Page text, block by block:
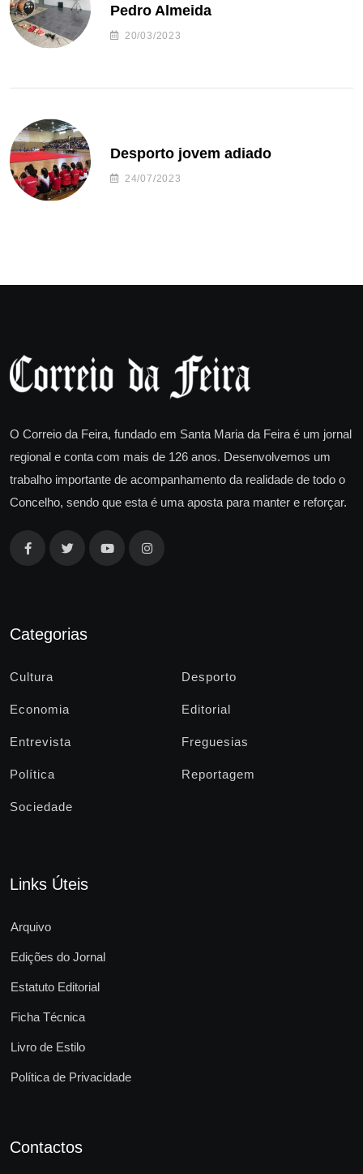
Pedro Almeida
20/03/2023
Desporto jovem adiado
24/07/2023
O Correio da Feira, fundado em Santa Maria da Feira é um jornal
regional e conta com mais de 126 anos. Desenvolvemos um
trabalho importante de acompanhamento da realidade de todo o
Concelho, sendo que esta é uma aposta para manter e reforçar.
Categorias
Cultura Desporto
Economia Editorial
Entrevista Freguesias
Política Reportagem
Sociedade
Links Úteis
Arquivo
Edições do Jornal
Estatuto Editorial
Ficha Técnica
Livro de Estilo
Política de Privacidade
Contactos